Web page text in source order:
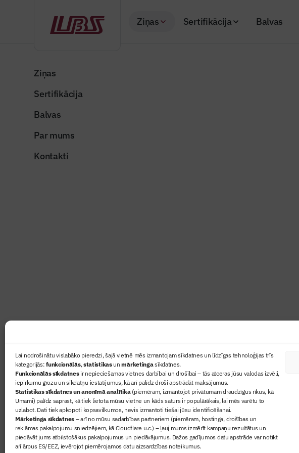
Lai nodrošinātu vislabāko pieredzi, šajā vietnē mēs izmantojam sīkdatnes un līdzīgas tehnoloģijas trīs
kategorijās:funkcionālās,statistikasunmārketingasīkdatnes.
Funkcionālās sīkdatnesir nepieciešamas vietnes darbībai un drošībai – tās atceras jūsu valodas izvēli,
iepirkumu grozu un sīkdatņu iestatījumus, kā arī palīdz droši apstrādāt maksājumus.
Statistikas sīkdatnes un anonīmā analītika(piemēram, izmantojot privātumam draudzīgus rīkus, kā
Umami) palīdz saprast, kā tiek lietota mūsu vietne un kāds saturs ir populārākais, lai mēs varētu to
uzlabot. Dati tiek apkopoti kopsavilkumos, nevis izmantoti tiešai jūsu identificēšanai.
Mārketinga sīkdatnes – arī no mūsu sadarbības partneriem (piemēram, hostinga, drošības un
reklāmas pakalpojumu sniedzējiem, kā Cloudflare u.c.) – ļauj mums izmērīt kampaņu rezultātus un
piedāvāt jums atbilstošākus pakalpojumus un piedāvājumus. Dažos gadījumos datu apstrāde var notikt
arī ārpus ES/EEZ, ievērojot piemērojamos datu aizsardzības noteikumus.
Ziņas Sertifikācija Balvas
Ziņas
Sertifikācija
Balvas
Par mums
Kontakti
Ziņas
Sertifikācija
Žurnāls "Būvinženieris"
Būvindustrijas balvas
Par mums